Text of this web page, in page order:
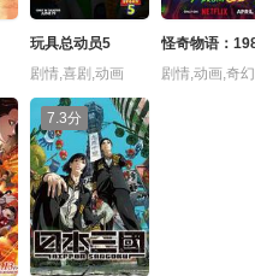
玩具总动员5
剧情,喜剧,动画
剧情,动画,奇幻
7.3分